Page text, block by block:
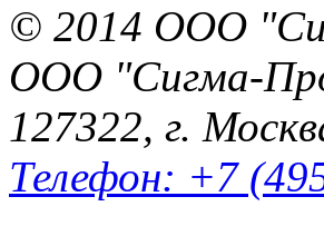
© 2014 ООО
ООО "Сигма-
127322, г.
Телефон: +7